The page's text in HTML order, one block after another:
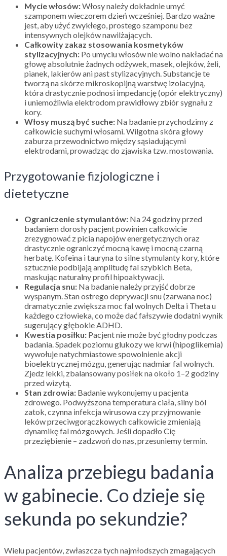
Mycie włosów:Włosy należy dokładnie umyć
szamponem wieczorem dzień wcześniej. Bardzo ważne
jest, aby użyć zwykłego, prostego szamponu bez
intensywnych olejków nawilżających.
Całkowity zakaz stosowania kosmetyków
stylizacyjnych: Po umyciu włosów nie wolno nakładać na
głowę absolutnie żadnych odżywek, masek, olejków, żeli,
pianek, lakierów ani past stylizacyjnych. Substancje te
tworzą na skórze mikroskopijną warstwę izolacyjną,
która drastycznie podnosi impedancję (opór elektryczny)
i uniemożliwia elektrodom prawidłowy zbiór sygnału z
kory.
Włosy muszą być suche: Na badanie przychodzimy z
całkowicie suchymi włosami. Wilgotna skóra głowy
zaburza przewodnictwo między sąsiadującymi
elektrodami, prowadząc do zjawiska tzw. mostowania.
Przygotowanie fizjologiczne i
dietetyczne
Ograniczenie stymulantów: Na 24 godziny przed
badaniem dorosły pacjent powinien całkowicie
zrezygnować z picia napojów energetycznych oraz
drastycznie ograniczyć mocną kawę i mocną czarną
herbatę. Kofeina i tauryna to silne stymulanty kory, które
sztucznie podbijają amplitudę fal szybkich Beta,
maskując naturalny profil hipoaktywacji.
Regulacja snu: Na badanie należy przyjść dobrze
wyspanym. Stan ostrego deprywacji snu (zarwana noc)
dramatycznie zwiększa moc fal wolnych Delta i Theta u
każdego człowieka, co może dać fałszywie dodatni wynik
sugerujący głębokie ADHD.
Kwestia posiłku: Pacjent nie może być głodny podczas
badania. Spadek poziomu glukozy we krwi (hipoglikemia)
wywołuje natychmiastowe spowolnienie akcji
bioelektrycznej mózgu, generując nadmiar fal wolnych.
Zjedz lekki, zbalansowany posiłek na około 1–2 godziny
przed wizytą.
Stan zdrowia: Badanie wykonujemy u pacjenta
zdrowego. Podwyższona temperatura ciała, silny ból
zatok, czynna infekcja wirusowa czy przyjmowanie
leków przeciwgorączkowych całkowicie zmieniają
dynamikę fal mózgowych. Jeśli dopadło Cię
przeziębienie – zadzwoń do nas, przesuniemy termin.
Analiza przebiegu badania
w gabinecie. Co dzieje się
sekunda po sekundzie?
Wielu pacjentów, zwłaszcza tych najmłodszych zmagających